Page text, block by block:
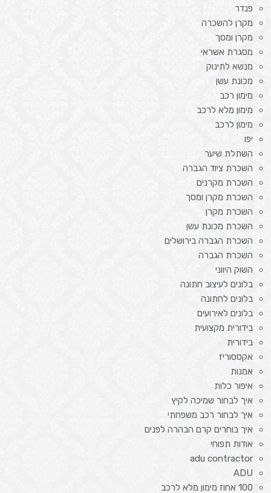
פנדר
מקרן להשכרה
מקרן ומסך
מסגרת אשראי
מנשא לתינוק
מכונת עשן
מימון רכב
מימון מלא לרכב
מימון לרכב
יפו
השתלת שיער
השכרת ציוד הגברה
השכרת מקרנים
השכרת מקרן ומסך
השכרת מקרן
השכרת מכונת עשן
השכרת הגברה בירושלים
השכרת הגברה
השוק היווני
בלונים לעיצוב חתונה
בלונים לחתונה
בלונים לאירועים
בידורית מקצועית
בידורית
אקססוריז
אמנות
איפור כלות
איך לבחור שמיכה לקיץ
איך לבחור רכב משפחתי
איך בוחרים קרם הבהרה לפנים
אודות תפוחי
adu contractor
ADU
100 אחוז מימון מלא לרכב